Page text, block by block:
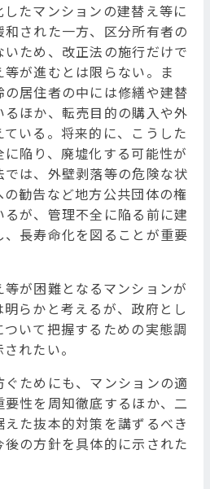
たマンションの建替え等に
された一方、区分所有者の
ため、改正法の施行だけで
が進むとは限らない。ま
居住者の中には修繕や建替
ほか、転売目的の購入や外
いる。将来的に、こうした
陥り、廃墟化する可能性が
は、外壁剥落等の危険な状
勧告など地方公共団体の権
が、管理不全に陥る前に建
長寿命化を図ることが重要
が困難となるマンションが
らかと考えるが、政府とし
いて把握するための実態調
れたい。
ためにも、マンションの適
性を周知徹底するほか、二
た抜本的対策を講ずるべき
の方針を具体的に示された